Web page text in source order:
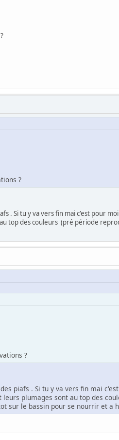
?
. Si tu y va vers fin mai c'est pour
top des couleurs (pré période
?
piafs . Si tu y va vers fin mai
plumages sont au top des
sur le bassin pour se nourrir et a